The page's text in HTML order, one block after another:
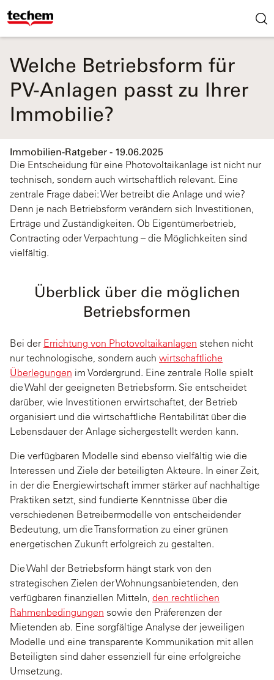
Welche Betriebsform für
PV-Anlagen passt zu Ihrer
Immobilie?
Immobilien-Ratgeber - 19.06.2025
Die Entscheidung für eine Photovoltaikanlage ist nicht nur
technisch, sondern auch wirtschaftlich relevant. Eine
zentrale Frage dabei: Wer betreibt die Anlage und wie?
Denn je nach Betriebsform verändern sich Investitionen,
Erträge und Zuständigkeiten. Ob Eigentümerbetrieb,
Contracting oder Verpachtung – die Möglichkeiten sind
vielfältig.
Überblick über die möglichen
Betriebsformen
Bei der Errichtung von Photovoltaikanlagen stehen nicht
nur technologische, sondern auch wirtschaftliche
Überlegungen im Vordergrund. Eine zentrale Rolle spielt
die Wahl der geeigneten Betriebsform. Sie entscheidet
darüber, wie Investitionen erwirtschaftet, der Betrieb
organisiert und die wirtschaftliche Rentabilität über die
Lebensdauer der Anlage sichergestellt werden kann.
Die verfügbaren Modelle sind ebenso vielfältig wie die
Interessen und Ziele der beteiligten Akteure. In einer Zeit,
in der die Energiewirtschaft immer stärker auf nachhaltige
Praktiken setzt, sind fundierte Kenntnisse über die
verschiedenen Betreibermodelle von entscheidender
Bedeutung, um die Transformation zu einer grünen
energetischen Zukunft erfolgreich zu gestalten.
Die Wahl der Betriebsform hängt stark von den
strategischen Zielen der Wohnungsanbietenden, den
verfügbaren finanziellen Mitteln, den rechtlichen
Rahmenbedingungen sowie den Präferenzen der
Mietenden ab. Eine sorgfältige Analyse der jeweiligen
Modelle und eine transparente Kommunikation mit allen
Beteiligten sind daher essenziell für eine erfolgreiche
Umsetzung.